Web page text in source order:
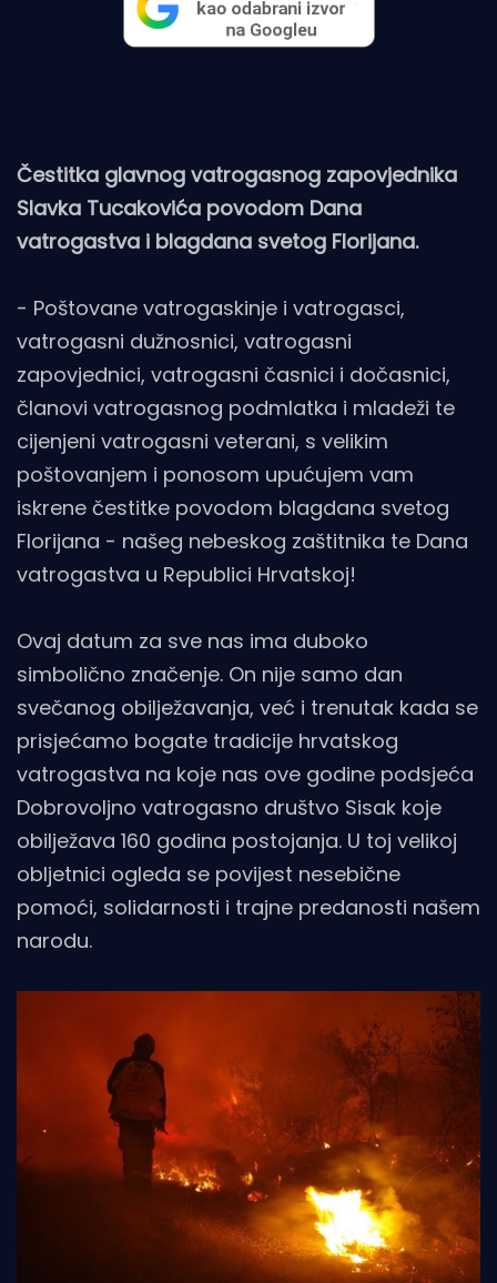
Čestitka glavnog vatrogasnog zapovjednika
Slavka Tucakovića povodom Dana
vatrogastva i blagdana svetog Florijana.
- Poštovane vatrogaskinje i vatrogasci,
vatrogasni dužnosnici, vatrogasni
zapovjednici, vatrogasni časnici i dočasnici,
članovi vatrogasnog podmlatka i mladeži te
cijenjeni vatrogasni veterani, s velikim
poštovanjem i ponosom upućujem vam
iskrene čestitke povodom blagdana svetog
Florijana - našeg nebeskog zaštitnika te Dana
vatrogastva u Republici Hrvatskoj!
Ovaj datum za sve nas ima duboko
simbolično značenje. On nije samo dan
svečanog obilježavanja, već i trenutak kada se
prisjećamo bogate tradicije hrvatskog
vatrogastva na koje nas ove godine podsjeća
Dobrovoljno vatrogasno društvo Sisak koje
obilježava 160 godina postojanja. U toj velikoj
obljetnici ogleda se povijest nesebične
pomoći, solidarnosti i trajne predanosti našem
narodu.